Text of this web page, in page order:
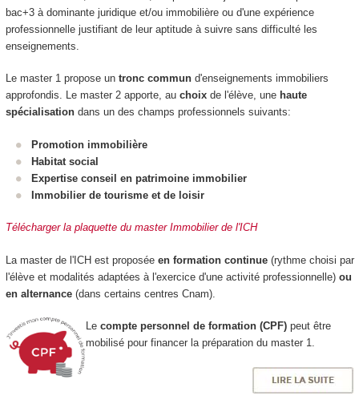
bac+3 à dominante juridique et/ou immobilière ou d'une expérience
professionnelle justifiant de leur aptitude à suivre sans difficulté les
enseignements.
Le master 1 propose un tronc commund'enseignements immobiliers
approfondis. Le master 2 apporte, au choixde l'élève, une haute
spécialisation dans un des champs professionnels suivants:
Promotion immobilière
Habitat social
Expertise conseil en patrimoine immobilier
Immobilier de tourisme et de loisir
Télécharger la plaquette du master Immobilier de l'ICH
La master de l'ICH est proposée en formation continue (rythme choisi par
l'élève et modalités adaptées à l'exercice d'une activité professionnelle)ou
en alternance (dans certains centres Cnam).
Le compte personnel de formation (CPF) peut être
mobilisé pour financer la préparation du master 1.